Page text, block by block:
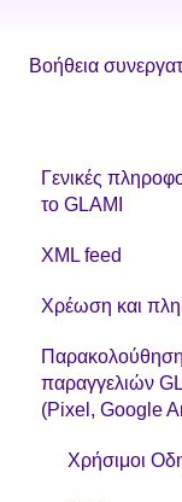
Βοήθεια
Γενικές
το GLAMI
Πληροφορίες
πληροφορίες
XML feed
Χρέωση και
CPC μοντέλο
Παρακολούθηση
παραγγελιών
(Pixel, Google
Χρήσιμοι